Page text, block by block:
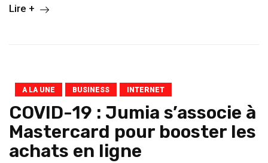
Lire +
A LA UNE BUSINESS INTERNET
COVID-19 : Jumia s’associe à
Mastercard pour booster les
achats en ligne